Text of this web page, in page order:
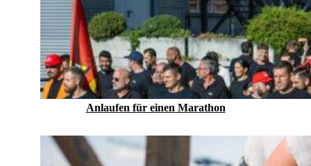
Anlaufen für einen Marathon